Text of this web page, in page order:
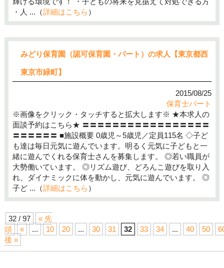
・人 ...（詳細はこちら ）
みどり保育園（認可保育園・パート）の求人【東京都西
東京市緑町】
2015/08/25
保育士パート
※画像をクリック・タッチすると拡大します※ ★本求人の
面談予約はこちら★ 〓〓〓〓〓〓〓〓〓〓〓〓〓〓〓〓〓
〓〓〓〓〓〓 ■施設概要 0歳児～5歳児／定員115名 ◇子ど
も達は毎日元気に遊んでいます。明るく元気に子どもと一
緒に遊んでくれる保育士さんを募集します。 ◎若い職員が
大勢働いています。 ◎リズム遊び、どろんこ遊びを取り入
れ、ダイナミックに体を動かし、元気に遊んでいます。 ◎
子ど ...（詳細はこちら ）
32 / 97
« 先
頭
« ... 10 20 ... 30 31 32 33 34 ... 40 50
後 »